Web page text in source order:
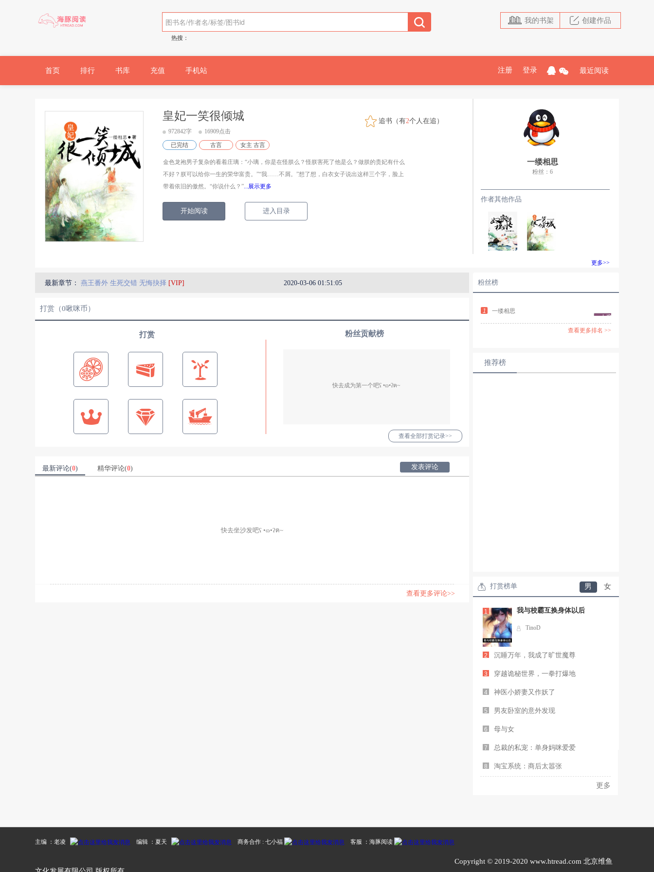
我的书架 创建作品
热搜：
首页 排行 书库 充值 手机站 注册 登录 最近阅读
皇妃一笑很倾城
972842字
16909点击
已完结
古言 女主 古言
追书（有2个人在追）
金色龙袍男子复杂的看着庄璃：“小璃，你是在怪朕么？怪朕害死了他是么？做朕的贵妃有什么
不好？朕可以给你一生的荣华富贵。”“我……不屑。”想了想，白衣女子说出这样三个字，脸上
带着依旧的傲然。“你说什么？”...展示更多
开始阅读 进入目录
一缕相思
粉丝：6
作者其他作品
更多>>
最新章节： 燕王番外 生死交错 无悔抉择 [VIP] 2020-03-06 01:51:05
打赏（0啾咪币）
打赏 粉丝贡献榜
快去成为第一个吧ʕ •ɷ•ʔฅ~
查看全部打赏记录>>
最新评论(0) 精华评论(0) 发表评论
快去坐沙发吧ʕ •ɷ•ʔฅ~
查看更多评论>>
粉丝榜
1 一缕相思
查看更多排名 >>
推荐榜
男 女
打赏榜单
1 我与校霸互换身体以后
TinoD
2 沉睡万年，我成了旷世魔尊
3 穿越诡秘世界，一拳打爆地
4 神医小娇妻又作妖了
5 男友卧室的意外发现
6 母与女
7 总裁的私宠：单身妈咪爱爱
8 淘宝系统：商后太嚣张
更多
主编 ：老凌 编辑 ：夏天 商务合作 : 七小福 客服 ：海豚阅读
Copyright © 2019-2020 www.htread.com 北京维鱼